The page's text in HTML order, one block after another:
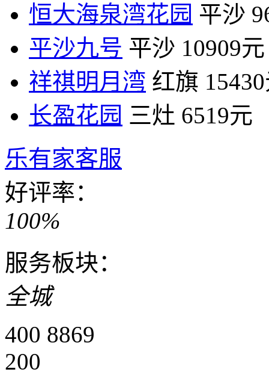
恒大海泉湾花园 平沙
平沙九号 平沙 10909元
祥祺明月湾 红旗
长盈花园 三灶 6519元
乐有家客服
好评率：
100%
服务板块：
全城
400 8869
200